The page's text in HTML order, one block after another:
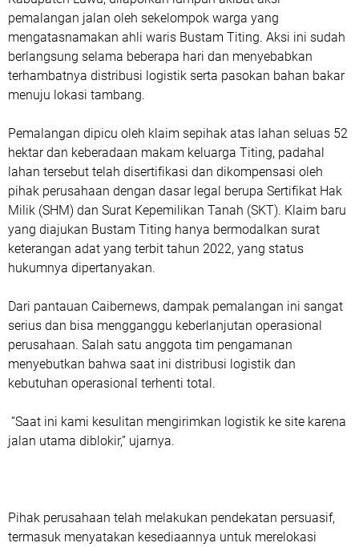
pemalangan jalan oleh sekelompok warga yang
mengatasnamakan ahli waris Bustam Titing. Aksi ini sudah
berlangsung selama beberapa hari dan menyebabkan
terhambatnya distribusi logistik serta pasokan bahan bakar
menuju lokasi tambang.
Pemalangan dipicu oleh klaim sepihak atas lahan seluas 52
hektar dan keberadaan makam keluarga Titing, padahal
lahan tersebut telah disertifikasi dan dikompensasi oleh
pihak perusahaan dengan dasar legal berupa Sertifikat Hak
Milik (SHM) dan Surat Kepemilikan Tanah (SKT). Klaim baru
yang diajukan Bustam Titing hanya bermodalkan surat
keterangan adat yang terbit tahun 2022, yang status
hukumnya dipertanyakan.
Dari pantauan Caibernews, dampak pemalangan ini sangat
serius dan bisa mengganggu keberlanjutan operasional
perusahaan. Salah satu anggota tim pengamanan
menyebutkan bahwa saat ini distribusi logistik dan
kebutuhan operasional terhenti total.
“Saat ini kami kesulitan mengirimkan logistik ke site karena
jalan utama diblokir,” ujarnya.
Pihak perusahaan telah melakukan pendekatan persuasif,
termasuk menyatakan kesediaannya untuk merelokasi